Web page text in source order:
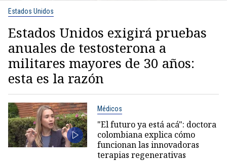
Estados Unidos
Estados Unidos exigirá pruebas
anuales de testosterona a
militares mayores de 30 años:
esta es la razón
Médicos
"El futuro ya está acá": doctora
colombiana explica cómo
funcionan las innovadoras
terapias regenerativas